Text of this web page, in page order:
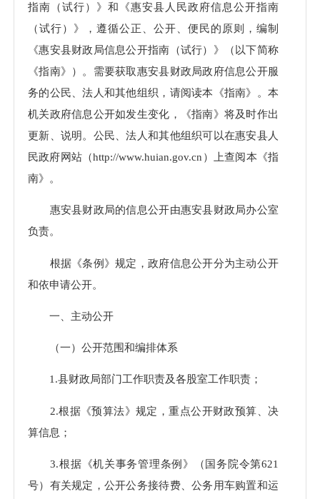
指南（试行）》和《惠安县人民政府信息公开指南
（试行）》，遵循公正、公开、便民的原则，编制
《惠安县财政局信息公开指南（试行）》（以下简称
《指南》）。需要获取惠安县财政局政府信息公开服
务的公民、法人和其他组织，请阅读本《指南》。本
机关政府信息公开如发生变化，《指南》将及时作出
更新、说明。公民、法人和其他组织可以在惠安县人
民政府网站（http://www.huian.gov.cn）上查阅本《指
南》。
惠安县财政局的信息公开由惠安县财政局办公室
负责。
根据《条例》规定，政府信息公开分为主动公开
和依申请公开。
一、主动公开
（一）公开范围和编排体系
1.县财政局部门工作职责及各股室工作职责；
2.根据《预算法》规定，重点公开财政预算、决
算信息；
3.根据《机关事务管理条例》（国务院令第621
号）有关规定，公开公务接待费、公务用车购置和运